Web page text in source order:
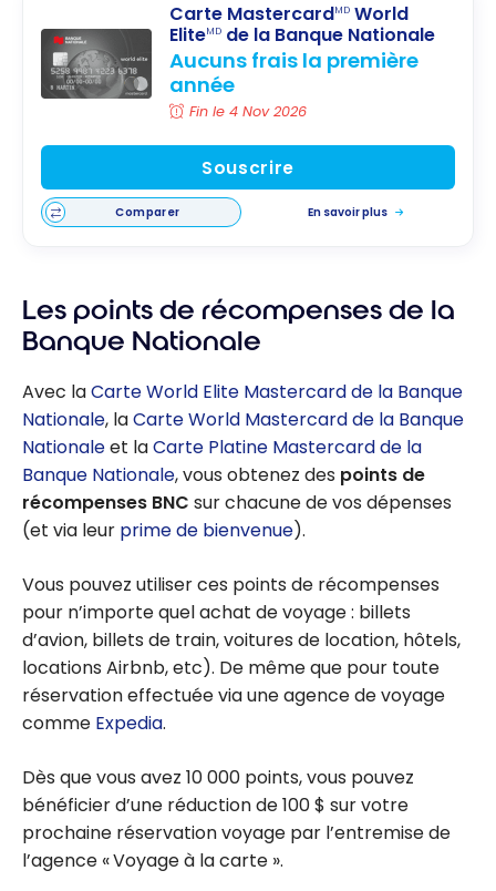
Carte MastercardMD World
EliteMD de la Banque Nationale
Aucuns frais la première
année
Fin le 4 Nov 2026
Souscrire
Comparer En savoir plus
Les points de récompenses de la
Banque Nationale
Avec laCarte World Elite Mastercard de la Banque
Nationale, laCarte World Mastercard de la Banque
Nationaleet laCarte Platine Mastercard de la
Banque Nationale, vous obtenez des points de
récompenses BNC sur chacune de vos dépenses
(et via leur prime de bienvenue).
Vous pouvez utiliser ces points de récompenses
pour n’importe quel achat de voyage : billets
d’avion, billets de train, voitures de location, hôtels,
locations Airbnb, etc). De même que pour toute
réservation effectuée via une agence de voyage
comme Expedia.
Dès que vous avez 10 000 points, vous pouvez
bénéficier d’une réduction de 100 $ sur votre
prochaine réservation voyage par l’entremise de
l’agence « Voyage à la carte ».